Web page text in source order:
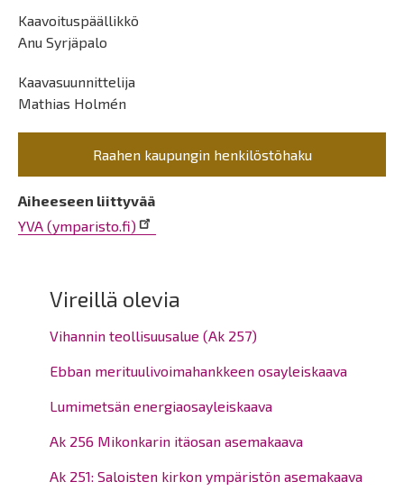
Vireillä olevia
Vihannin teollisuusalue (Ak 257)
Ebban merituulivoimahankkeen osayleiskaava
Lumimetsän energiaosayleiskaava
Ak 256 Mikonkarin itäosan asemakaava
Ak 251: Saloisten kirkon ympäristön asemakaava
Kaavoituspäällikkö
Anu Syrjäpalo
Kaavasuunnittelija
Mathias Holmén
Raahen kaupungin henkilöstöhaku
Aiheeseen liittyvää
YVA (ymparisto.fi)